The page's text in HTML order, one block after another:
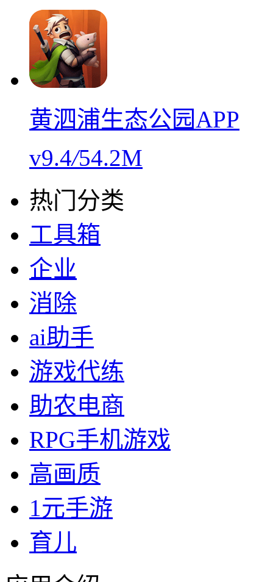
黄泗浦生态公园APP
v9.4/54.2M
热门分类
工具箱
企业
消除
ai助手
游戏代练
助农电商
RPG手机游戏
高画质
1元手游
育儿